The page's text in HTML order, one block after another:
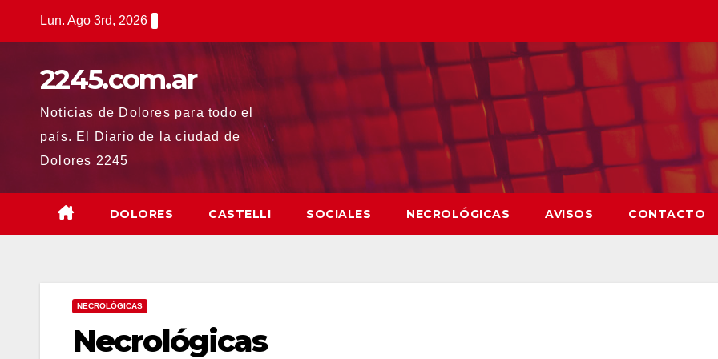
Lun. Ago 3rd, 2026
2245.com.ar
Noticias de Dolores para todo el
país. El Diario de la ciudad de
Dolores 2245
DOLORES CASTELLI SOCIALES NECROLÓGICAS AVISOS CONTACTO
NECROLÓGICAS
Necrológicas